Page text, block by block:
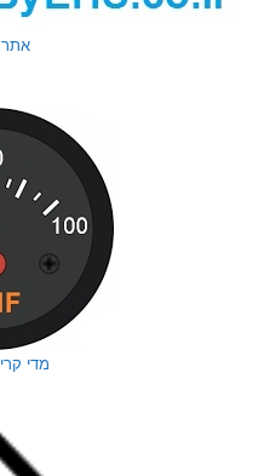
אתר החנות
מדי קרינה ביתיים